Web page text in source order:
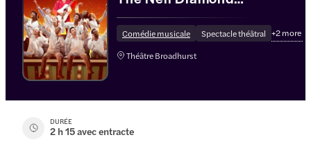
Musical
Comédie musicale Spectacle théâtral +2more
Théâtre Broadhurst
DURÉE
2 h 15 avec entracte